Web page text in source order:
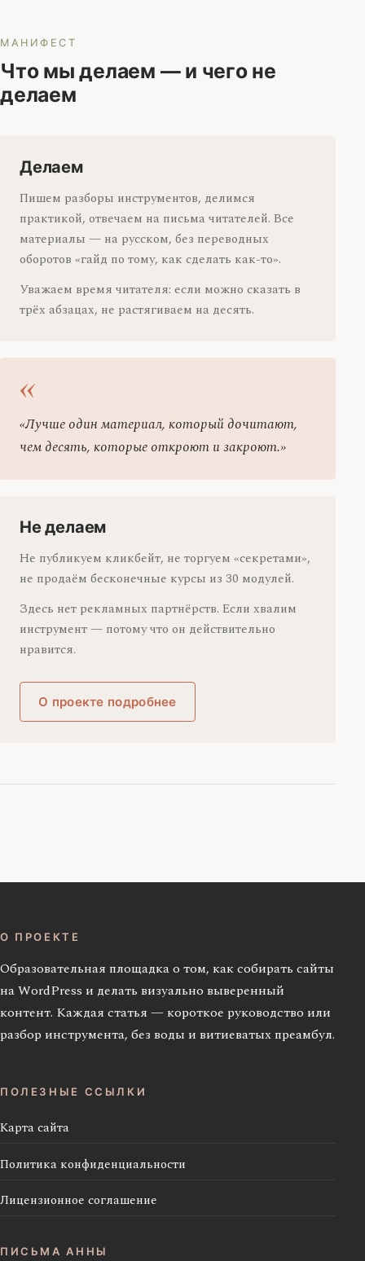
МАНИФЕСТ
Что мы делаем — и чего не
делаем
Делаем
Пишем разборы инструментов, делимся
практикой, отвечаем на письма читателей. Все
материалы — на русском, без переводных
оборотов «гайд по тому, как сделать как-то».
Уважаем время читателя: если можно сказать в
трёх абзацах, не растягиваем на десять.
«Лучше один материал, который дочитают,
чем десять, которые откроют и закроют.»
Не делаем
Не публикуем кликбейт, не торгуем «секретами»,
не продаём бесконечные курсы из 30 модулей.
Здесь нет рекламных партнёрств. Если хвалим
инструмент — потому что он действительно
нравится.
О проекте подробнее
О ПРОЕКТЕ
Образовательная площадка о том, как собирать сайты
на WordPress и делать визуально выверенный
контент. Каждая статья — короткое руководство или
разбор инструмента, без воды и витиеватых преамбул.
ПОЛЕЗНЫЕ ССЫЛКИ
Карта сайта
Политика конфиденциальности
Лицензионное соглашение
ПИСЬМА АННЫ